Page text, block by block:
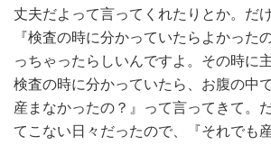
丈夫だよって言ってくれたりとか。だ
『検査の時に分かっていたらよかった
っちゃったらしいんですよ。その時に
検査の時に分かっていたら、お腹の中
産まなかったの？』って言ってきて。
てこない日々だったので、『それでも